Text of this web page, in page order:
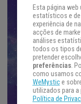
Esta página
estatísticos e de
experiência de
acções de
análises
todos os tipos
pretender
preferências.
como usamos
WeMystice
utilizados para a
Política de